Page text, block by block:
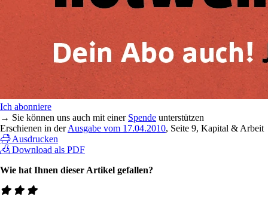
Ich abonniere
→ Sie können uns auch mit einer Spende unterstützen
Erschienen in derAusgabe vom 17.04.2010, Seite 9, Kapital & Arbeit
Ausdrucken
Download als PDF
Wie hat Ihnen dieser Artikel gefallen?